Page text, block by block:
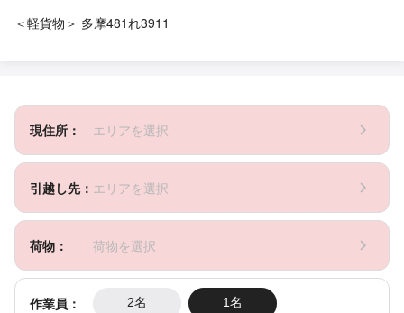
＜軽貨物＞ 多摩481れ3911
現住所： エリアを選択
引越し先： エリアを選択
荷物： 荷物を選択
作業員： 2名 1名